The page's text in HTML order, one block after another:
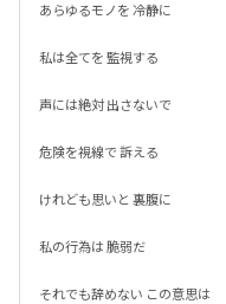
あらゆるモノを 冷静に
私は全てを 監視する
声には絶対 出さないで
危険を視線で 訴える
けれども思いと 裏腹に
私の行為は 脆弱だ
それでも辞めない この意思は